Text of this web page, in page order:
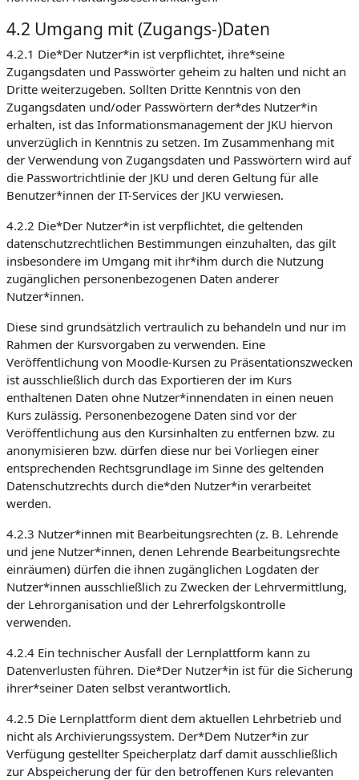
4.2 Umgang mit (Zugangs-)Daten
4.2.1 Die*Der Nutzer*in ist verpflichtet, ihre*seine
Zugangsdaten und Passwörter geheim zu halten und nicht an
Dritte weiterzugeben. Sollten Dritte Kenntnis von den
Zugangsdaten und/oder Passwörtern der*des Nutzer*in
erhalten, ist das Informationsmanagement der JKU hiervon
unverzüglich in Kenntnis zu setzen. Im Zusammenhang mit
der Verwendung von Zugangsdaten und Passwörtern wird auf
die Passwortrichtlinie der JKU und deren Geltung für alle
Benutzer*innen der IT-Services der JKU verwiesen.
4.2.2 Die*Der Nutzer*in ist verpflichtet, die geltenden
datenschutzrechtlichen Bestimmungen einzuhalten, das gilt
insbesondere im Umgang mit ihr*ihm durch die Nutzung
zugänglichen personenbezogenen Daten anderer
Nutzer*innen.
Diese sind grundsätzlich vertraulich zu behandeln und nur im
Rahmen der Kursvorgaben zu verwenden. Eine
Veröffentlichung von Moodle-Kursen zu Präsentationszwecken
ist ausschließlich durch das Exportieren der im Kurs
enthaltenen Daten ohne Nutzer*innendaten in einen neuen
Kurs zulässig. Personenbezogene Daten sind vor der
Veröffentlichung aus den Kursinhalten zu entfernen bzw. zu
anonymisieren bzw. dürfen diese nur bei Vorliegen einer
entsprechenden Rechtsgrundlage im Sinne des geltenden
Datenschutzrechts durch die*den Nutzer*in verarbeitet
werden.
4.2.3 Nutzer*innen mit Bearbeitungsrechten (z. B. Lehrende
und jene Nutzer*innen, denen Lehrende Bearbeitungsrechte
einräumen) dürfen die ihnen zugänglichen Logdaten der
Nutzer*innen ausschließlich zu Zwecken der Lehrvermittlung,
der Lehrorganisation und der Lehrerfolgskontrolle
verwenden.
4.2.4 Ein technischer Ausfall der Lernplattform kann zu
Datenverlusten führen. Die*Der Nutzer*in ist für die Sicherung
ihrer*seiner Daten selbst verantwortlich.
4.2.5 Die Lernplattform dient dem aktuellen Lehrbetrieb und
nicht als Archivierungssystem. Der*Dem Nutzer*in zur
Verfügung gestellter Speicherplatz darf damit ausschließlich
zur Abspeicherung der für den betroffenen Kurs relevanten